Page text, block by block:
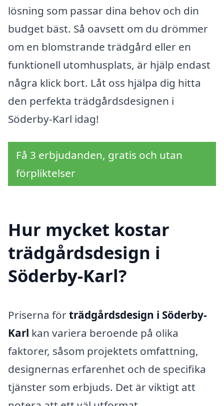
lösning som passar dina behov och din
budget bäst. Så oavsett om du drömmer
om en blomstrande trädgård eller en
funktionell utomhusplats, är hjälp endast
några klick bort. Låt oss hjälpa dig hitta
den perfekta trädgårdsdesignen i
Söderby-Karl idag!
Få 3 erbjudanden, gratis och utan
förpliktelser
Hur mycket kostar
trädgårdsdesign i
Söderby-Karl?
Priserna förträdgårdsdesign i Söderby-
Karl kan variera beroende på olika
faktorer, såsom projektets omfattning,
designernas erfarenhet och de specifika
tjänster som erbjuds. Det är viktigt att